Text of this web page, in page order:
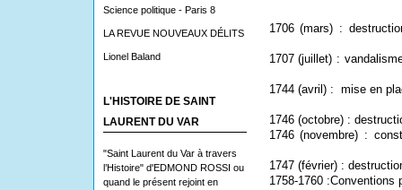
Science politique - Paris 8
LA REVUE NOUVEAUX DÉLITS
Lionel Baland
L'HISTOIRE DE SAINT
LAURENT DU VAR
"Saint Laurent du Var à travers
l’Histoire" d'EDMOND ROSSI ou
quand le présent rejoint en
1706 (mars) :
1707 (juillet) :
1744 (avril) : mise en
1746 (octobre) :
1746 (novembre) :
1747 (février) :
1758-1760 :Conventions